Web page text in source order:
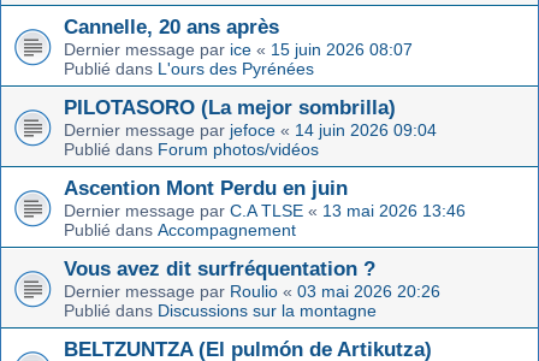
Cannelle, 20 ans après
Dernier message par ice « 15 juin 2026 08:07
Publié dans L'ours des Pyrénées
PILOTASORO (La mejor sombrilla)
Dernier message par jefoce « 14 juin 2026 09:04
Publié dans Forum photos/vidéos
Ascention Mont Perdu en juin
Dernier message par C.A TLSE « 13 mai 2026 13:46
Publié dans Accompagnement
Vous avez dit surfréquentation ?
Dernier message par Roulio « 03 mai 2026 20:26
Publié dans Discussions sur la montagne
BELTZUNTZA (El pulmón de Artikutza)